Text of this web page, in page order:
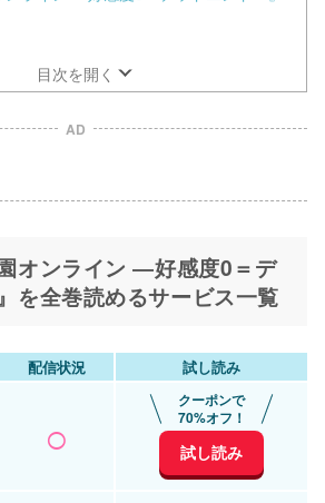
目次を開く
AD
オンライン ―好感度0＝デ
を全巻読めるサービス一覧
配信状況 試し読み
○
クーポンで
70%オフ！
試し読み